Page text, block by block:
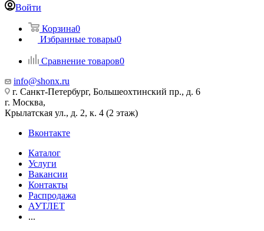
Войти
Корзина0
Избранные товары0
Сравнение товаров0
info@shonx.ru
г. Санкт-Петербург, Большеохтинский пр., д. 6
г. Москва,
Крылатская ул., д. 2, к. 4 (2 этаж)
Вконтакте
Каталог
Услуги
Вакансии
Контакты
Распродажа
АУТЛЕТ
...